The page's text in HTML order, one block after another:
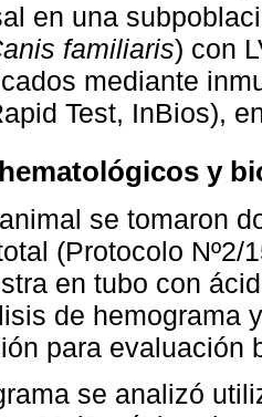
en una
familiaris) con
mediante
Test, InBios),
y
se tomaron
(Protocolo
en tubo con
de hemograma
para evaluación
se analizó